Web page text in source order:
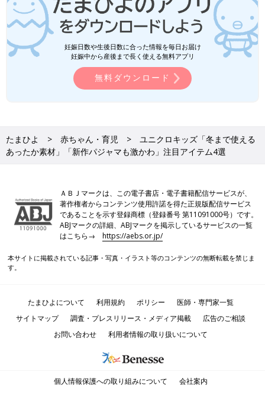
妊娠日数や生後日数に合った情報を毎日お届け
妊娠中から産後まで長く使える無料アプリ
無料ダウンロード
たまひよ 赤ちゃん・育児
ユニクロキッズ「冬まで使える
あったか素材」「新作パジャマも激かわ」注目アイテム4選
ＡＢＪマークは、この電子書店・電子書籍配信サービスが、
著作権者からコンテンツ使用許諾を得た正規版配信サービス
であることを示す登録商標（登録番号 第11091000号）です。
ABJマークの詳細、ABJマークを掲示しているサービスの一覧
はこちら→https://aebs.or.jp/
本サイトに掲載されている記事・写真・イラスト等のコンテンツの無断転載を禁じま
す。
たまひよについて 利用規約 ポリシー
医師・専門家一覧
サイトマップ
調査・プレスリリース・メディア掲載
広告のご相談
お問い合わせ
利用者情報の取り扱いについて
個人情報保護への取り組みについて 会社案内